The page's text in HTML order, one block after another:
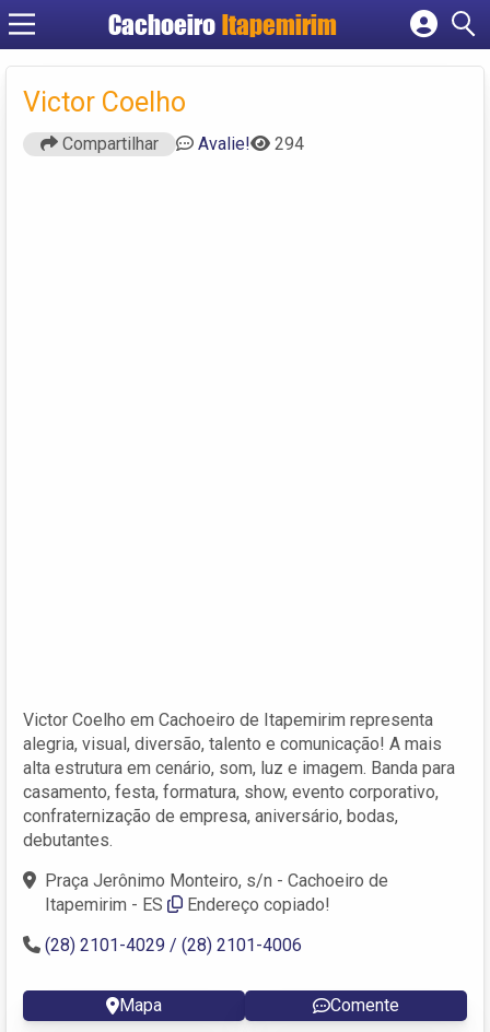
Cachoeiro Itapemirim
Cadastrar empresa
Victor Coelho
Compartilhar Avalie! 294
Victor Coelho em Cachoeiro de Itapemirim representa
alegria, visual, diversão, talento e comunicação! A mais
alta estrutura em cenário, som, luz e imagem. Banda para
casamento, festa, formatura, show, evento corporativo,
confraternização de empresa, aniversário, bodas,
debutantes.
Praça Jerônimo Monteiro, s/n - Cachoeiro de
Itapemirim - ES
Endereço copiado!
(28) 2101-4029 / (28) 2101-4006
Mapa Comente